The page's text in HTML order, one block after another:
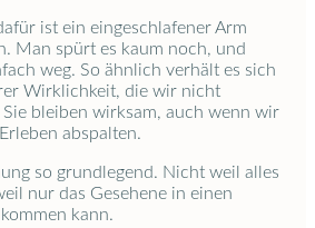
ist ein eingeschlafener Arm
Man spürt es kaum noch, und
weg. So ähnlich verhält es sich
Wirklichkeit, die wir nicht
bleiben wirksam, auch wenn wir
abspalten.
so grundlegend. Nicht weil alles
nur das Gesehene in einen
kann.